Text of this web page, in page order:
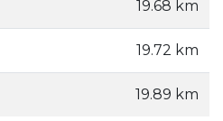
19.68 km
19.72 km
19.89 km